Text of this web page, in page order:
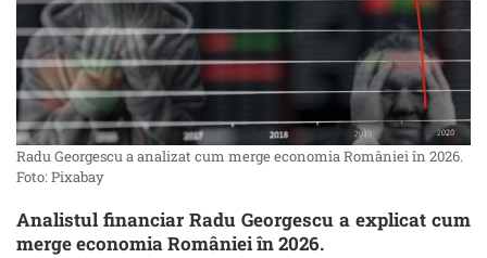
Radu Georgescu a analizat cum merge economia României în 2026.
Foto: Pixabay
Analistul financiar Radu Georgescu a explicat cum
merge economia României în 2026.